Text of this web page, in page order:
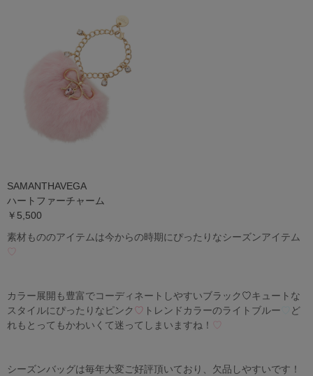
SAMANTHAVEGA
ハートファーチャーム
￥5,500
素材もののアイテムは今からの時期にぴったりなシーズンアイテム
♡
カラー展開も豊富でコーディネートしやすいブラック♡キュートな
スタイルにぴったりなピンク♡ トレンドカラーのライトブルー
ど
れもとってもかわいくて迷ってしまいますね！ ♡
シーズンバッグは毎年大変ご好評頂いており、欠品しやすいです！